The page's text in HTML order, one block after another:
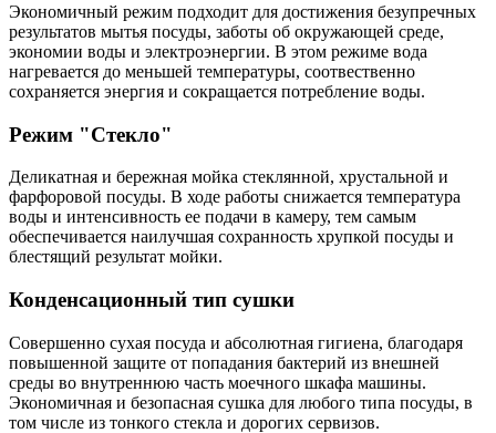
Экономичный режим подходит для достижения безупречных
результатов мытья посуды, заботы об окружающей среде,
экономии воды и электроэнергии. В этом режиме вода
нагревается до меньшей температуры, соотвественно
сохраняется энергия и сокращается потребление воды.
Режим "Стекло"
Деликатная и бережная мойка стеклянной, хрустальной и
фарфоровой посуды. В ходе работы снижается температура
воды и интенсивность ее подачи в камеру, тем самым
обеспечивается наилучшая сохранность хрупкой посуды и
блестящий результат мойки.
Конденсационный тип сушки
Совершенно сухая посуда и абсолютная гигиена, благодаря
повышенной защите от попадания бактерий из внешней
среды во внутреннюю часть моечного шкафа машины.
Экономичная и безопасная сушка для любого типа посуды, в
том числе из тонкого стекла и дорогих сервизов.